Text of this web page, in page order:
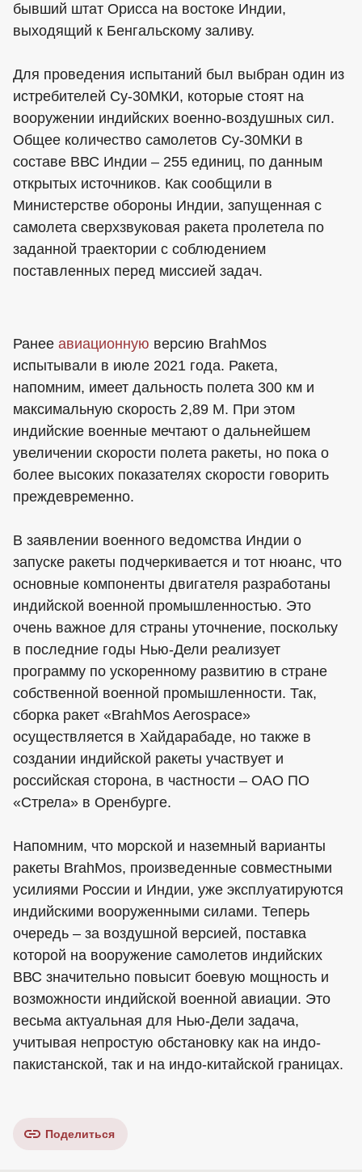
бывший штат Орисса на востоке Индии,
выходящий к Бенгальскому заливу.
Для проведения испытаний был выбран один из
истребителей Су-30МКИ, которые стоят на
вооружении индийских военно-воздушных сил.
Общее количество самолетов Су-30МКИ в
составе ВВС Индии – 255 единиц, по данным
открытых источников. Как сообщили в
Министерстве обороны Индии, запущенная с
самолета сверхзвуковая ракета пролетела по
заданной траектории с соблюдением
поставленных перед миссией задач.
Ранее авиационную версию BrahMos
испытывали в июле 2021 года. Ракета,
напомним, имеет дальность полета 300 км и
максимальную скорость 2,89 М. При этом
индийские военные мечтают о дальнейшем
увеличении скорости полета ракеты, но пока о
более высоких показателях скорости говорить
преждевременно.
В заявлении военного ведомства Индии о
запуске ракеты подчеркивается и тот нюанс, что
основные компоненты двигателя разработаны
индийской военной промышленностью. Это
очень важное для страны уточнение, поскольку
в последние годы Нью-Дели реализует
программу по ускоренному развитию в стране
собственной военной промышленности. Так,
сборка ракет «BrahMos Aerospace»
осуществляется в Хайдарабаде, но также в
создании индийской ракеты участвует и
российская сторона, в частности – ОАО ПО
«Стрела» в Оренбурге.
Напомним, что морской и наземный варианты
ракеты BrahMos, произведенные совместными
усилиями России и Индии, уже эксплуатируются
индийскими вооруженными силами. Теперь
очередь – за воздушной версией, поставка
которой на вооружение самолетов индийских
ВВС значительно повысит боевую мощность и
возможности индийской военной авиации. Это
весьма актуальная для Нью-Дели задача,
учитывая непростую обстановку как на индо-
пакистанской, так и на индо-китайской границах.
Поделиться